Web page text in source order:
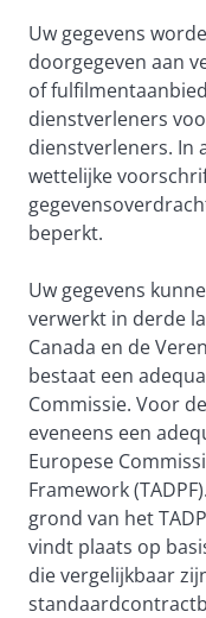
Uw gegevens
doorgegeven aan
of
dienstverleners
dienstverleners. In
wettelijke
beperkt.
Uw gegevens
verwerkt in derde
Canada en de
bestaat een
Commissie. Voor
eveneens een
Europese
Framework
grond van het
vindt plaats op
die vergelijkbaar